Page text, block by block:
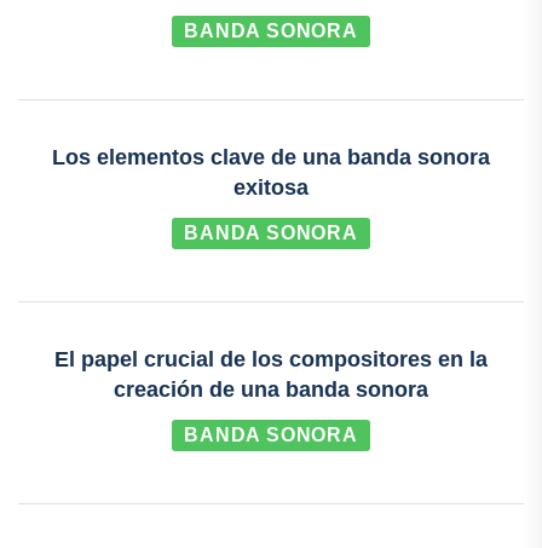
BANDA SONORA
Los elementos clave de una banda sonora
exitosa
BANDA SONORA
El papel crucial de los compositores en la
creación de una banda sonora
BANDA SONORA